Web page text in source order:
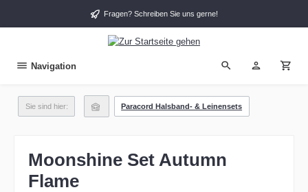
Fragen? Schreiben Sie uns gerne!
Navigation
Sie sind hier: Paracord Halsband- & Leinensets
Moonshine Set Autumn
Flame